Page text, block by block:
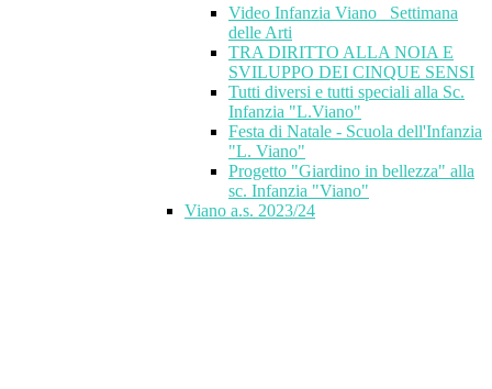
Video Infanzia Viano_ Settimana
delle Arti
TRA DIRITTO ALLA NOIA E
SVILUPPO DEI CINQUE SENSI
Tutti diversi e tutti speciali alla Sc.
Infanzia "L.Viano"
Festa di Natale - Scuola dell'Infanzia
"L. Viano"
Progetto "Giardino in bellezza" alla
sc. Infanzia "Viano"
Viano a.s. 2023/24